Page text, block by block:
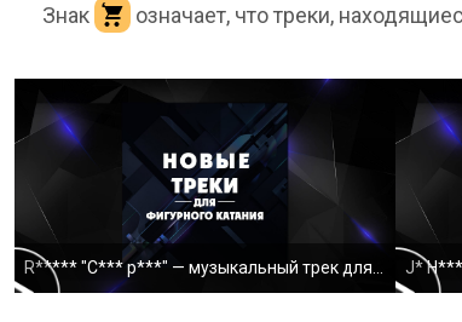
Знак означает, что треки,